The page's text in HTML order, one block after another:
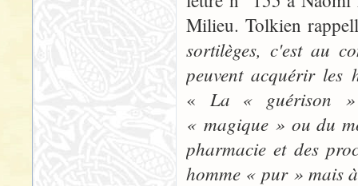
Milieu. Tolkien
sortilèges, c'est au
peuvent acquérir les
« La « guérison »
« magique » ou du
pharmacie et des
homme « pur » mais